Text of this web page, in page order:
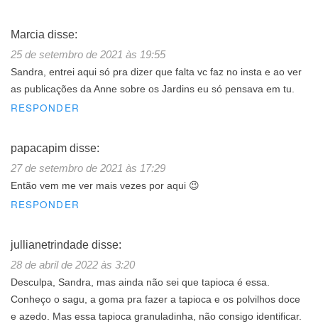
Marcia disse:
25 de setembro de 2021 às 19:55
Sandra, entrei aqui só pra dizer que falta vc faz no insta e ao ver
as publicações da Anne sobre os Jardins eu só pensava em tu.
RESPONDER
papacapim disse:
27 de setembro de 2021 às 17:29
Então vem me ver mais vezes por aqui 😉
RESPONDER
jullianetrindade disse:
28 de abril de 2022 às 3:20
Desculpa, Sandra, mas ainda não sei que tapioca é essa.
Conheço o sagu, a goma pra fazer a tapioca e os polvilhos doce
e azedo. Mas essa tapioca granuladinha, não consigo identificar.